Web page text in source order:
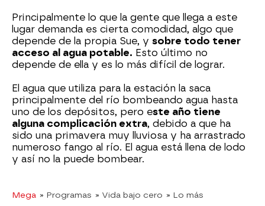
Principalmente lo que la gente que llega a este
lugar demanda es cierta comodidad, algo que
depende de la propia Sue, y sobre todo tener
acceso al agua potable. Esto último no
depende de ella y es lo más difícil de lograr.
El agua que utiliza para la estación la saca
principalmente del río bombeando agua hasta
uno de los depósitos, pero este año tiene
alguna complicación extra, debido a que ha
sido una primavera muy lluviosa y ha arrastrado
numeroso fango al río. El agua está llena de lodo
y así no la puede bombear.
Mega » Programas » Vida bajo cero » Lo más